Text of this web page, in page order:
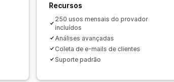
Recursos
250 usos mensais do provador
incluídos
Análises avançadas
Coleta de e-mails de clientes
Suporte padrão